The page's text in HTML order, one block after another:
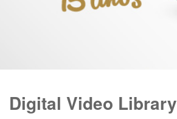
Digital Video Library